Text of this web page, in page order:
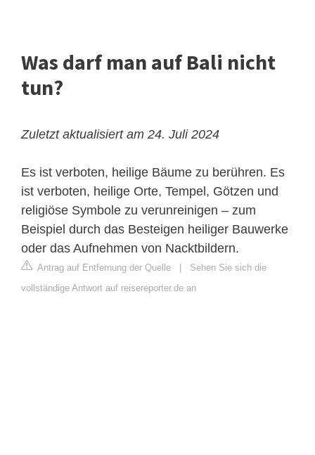
Was darf man auf Bali nicht
tun?
Zuletzt aktualisiert am 24. Juli 2024
Es ist verboten, heilige Bäume zu berühren. Es
ist verboten, heilige Orte, Tempel, Götzen und
religiöse Symbole zu verunreinigen – zum
Beispiel durch das Besteigen heiliger Bauwerke
oder das Aufnehmen von Nacktbildern.
Antrag auf Entfernung der Quelle
Sehen Sie sich die
vollständige Antwort auf reisereporter.de an